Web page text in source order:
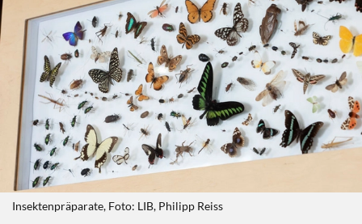
Insektenpräparate, Foto: LIB, Philipp Reiss